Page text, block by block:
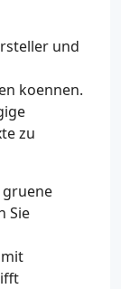
und
koennen.
zu
Sie